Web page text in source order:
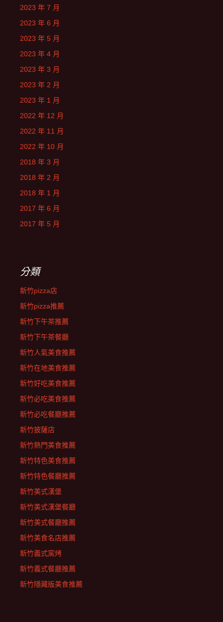
2023 年 7 月
2023 年 6 月
2023 年 5 月
2023 年 4 月
2023 年 3 月
2023 年 2 月
2023 年 1 月
2022 年 12 月
2022 年 11 月
2022 年 10 月
2018 年 3 月
2018 年 2 月
2018 年 1 月
2017 年 6 月
2017 年 5 月
分類
新竹pizza店
新竹pizza推薦
新竹下午茶推薦
新竹下午茶餐廳
新竹人氣美食推薦
新竹在地美食推薦
新竹好吃美食推薦
新竹必吃美食推薦
新竹必吃餐廳推薦
新竹披薩店
新竹熱門美食推薦
新竹特色美食推薦
新竹特色餐廳推薦
新竹美式漢堡
新竹美式漢堡餐廳
新竹美式餐廳推薦
新竹美食名店推薦
新竹義式窯烤
新竹義式餐廳推薦
新竹隱藏版美食推薦